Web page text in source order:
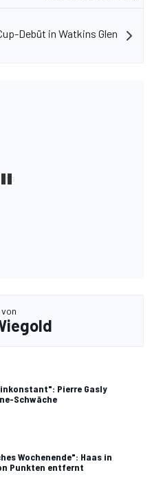
Debüt in Watkins Glen
von
Pierre Gasly
Schwäche
Wochenende": Haas in
Punkten entfernt